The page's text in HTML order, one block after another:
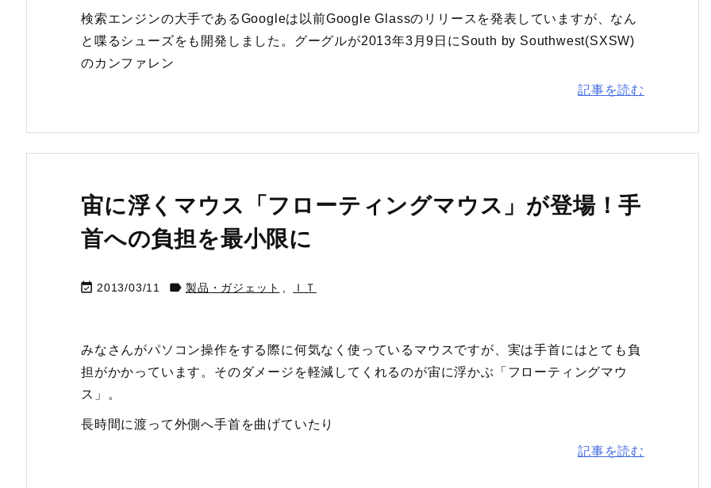
検索エンジンの大手であるGoogleは以前Google Glassのリリースを発表していますが、なん
と喋るシューズをも開発しました。グーグルが2013年3月9日にSouth by Southwest(SXSW)
のカンファレン
記事を読む
宙に浮くマウス「フローティングマウス」が登場！手
首への負担を最小限に
 2013/03/11  製品・ガジェット ＩＴ
みなさんがパソコン操作をする際に何気なく使っているマウスですが、実は手首にはとても負
担がかかっています。そのダメージを軽減してくれるのが宙に浮かぶ「フローティングマウ
ス」。
長時間に渡って外側へ手首を曲げていたり
記事を読む